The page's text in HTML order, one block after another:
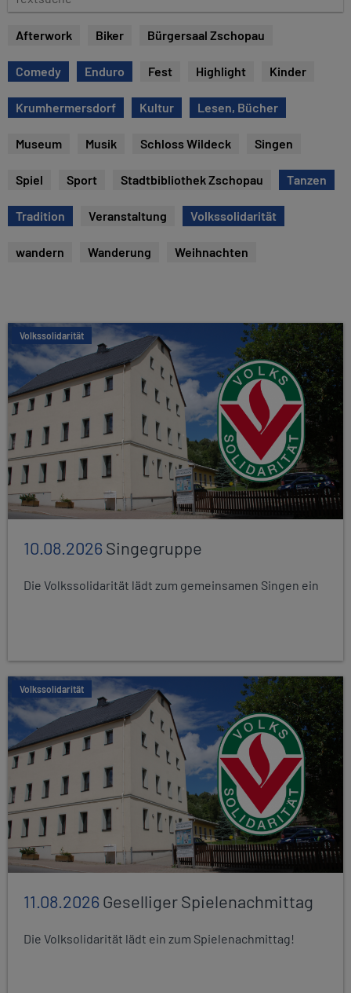
e
s
u
c
Afterwork Biker Bürgersaal Zschopau
Comedy Enduro Fest Highlight Kinder
Krumhermersdorf Kultur Lesen, Bücher
Museum Musik Schloss Wildeck Singen
Spiel Sport Stadtbibliothek Zschopau Tanzen
Tradition Veranstaltung Volkssolidarität
wandern Wanderung Weihnachten
Volkssolidarität
10.08.2026Singegruppe
Die Volkssolidarität lädt zum gemeinsamen Singen ein
Volkssolidarität
11.08.2026Geselliger Spielenachmittag
Die Volksolidarität lädt ein zum Spielenachmittag!